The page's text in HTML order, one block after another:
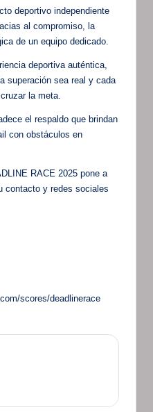
deportivo independiente
al compromiso, la
de un equipo dedicado.
deportiva auténtica,
superación sea real y cada
la meta.
el respaldo que brindan
con obstáculos en
RACE 2025 pone a
contacto y redes sociales
scores/deadlinerace